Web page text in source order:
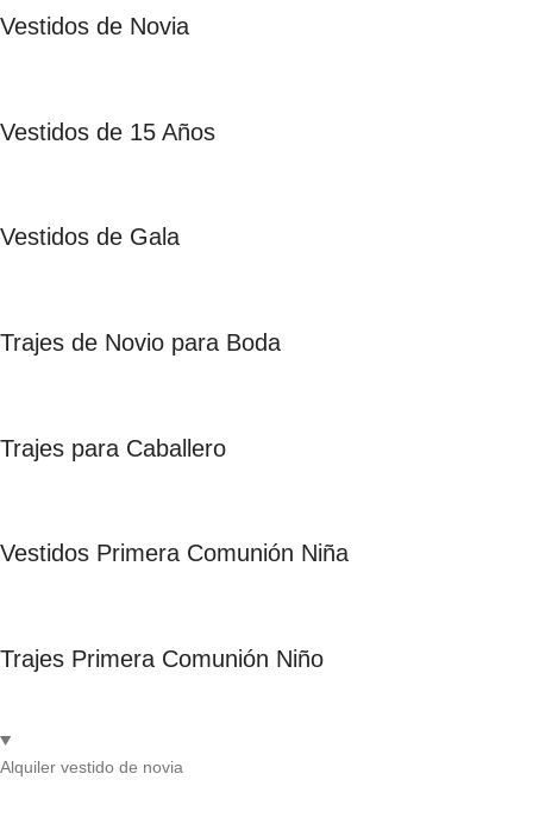
Vestidos de Novia
Vestidos de 15 Años
Vestidos de Gala
Trajes de Novio para Boda
Trajes para Caballero
Vestidos Primera Comunión Niña
Trajes Primera Comunión Niño
Alquiler vestido de novia